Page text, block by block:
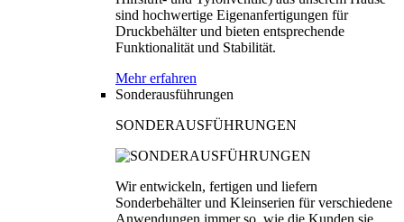
sind hochwertige Eigenanfertigungen für
Druckbehälter und bieten entsprechende
Funktionalität und Stabilität.
Mehr erfahren
Sonderausführungen
SONDERAUSFÜHRUNGEN
Wir entwickeln, fertigen und liefern
Sonderbehälter und Kleinserien für verschiedene
Anwendungen immer so, wie die Kunden sie